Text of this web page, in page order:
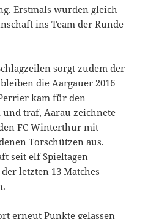
Erstmals wurden gleich
ins Team der Runde
sorgt zudem der
die Aargauer 2016
kam für den
traf, Aarau zeichnete
FC Winterthur mit
Torschützen aus.
seit elf Spieltagen
letzten 13 Matches
erneut Punkte gelassen